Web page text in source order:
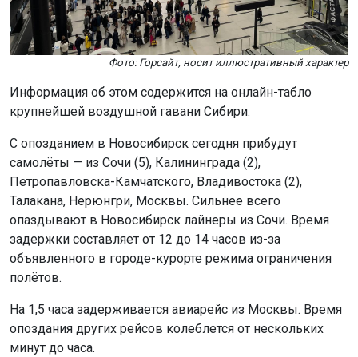
Фото: Горсайт, носит иллюстративный характер
Информация об этом содержится на онлайн-табло
крупнейшей воздушной гавани Сибири.
С опозданием в Новосибирск сегодня прибудут
самолёты — из Сочи (5), Калининграда (2),
Петропавловска-Камчатского, Владивостока (2),
Талакана, Нерюнгри, Москвы. Сильнее всего
опаздывают в Новосибирск лайнеры из Сочи. Время
задержки составляет от 12 до 14 часов из-за
объявленного в городе-курорте режима ограничения
полётов.
На 1,5 часа задерживается авиарейс из Москвы. Время
опоздания других рейсов колеблется от нескольких
минут до часа.